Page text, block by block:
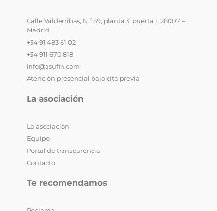
Calle Valderribas, N.º 59, planta 3, puerta 1, 28007 –
Madrid
+34 91 483 61 02
+34 911 670 818
info@asufin.com
Atención presencial bajo cita previa
La asociación
La asociación
Equipo
Portal de transparencia
Contacto
Te recomendamos